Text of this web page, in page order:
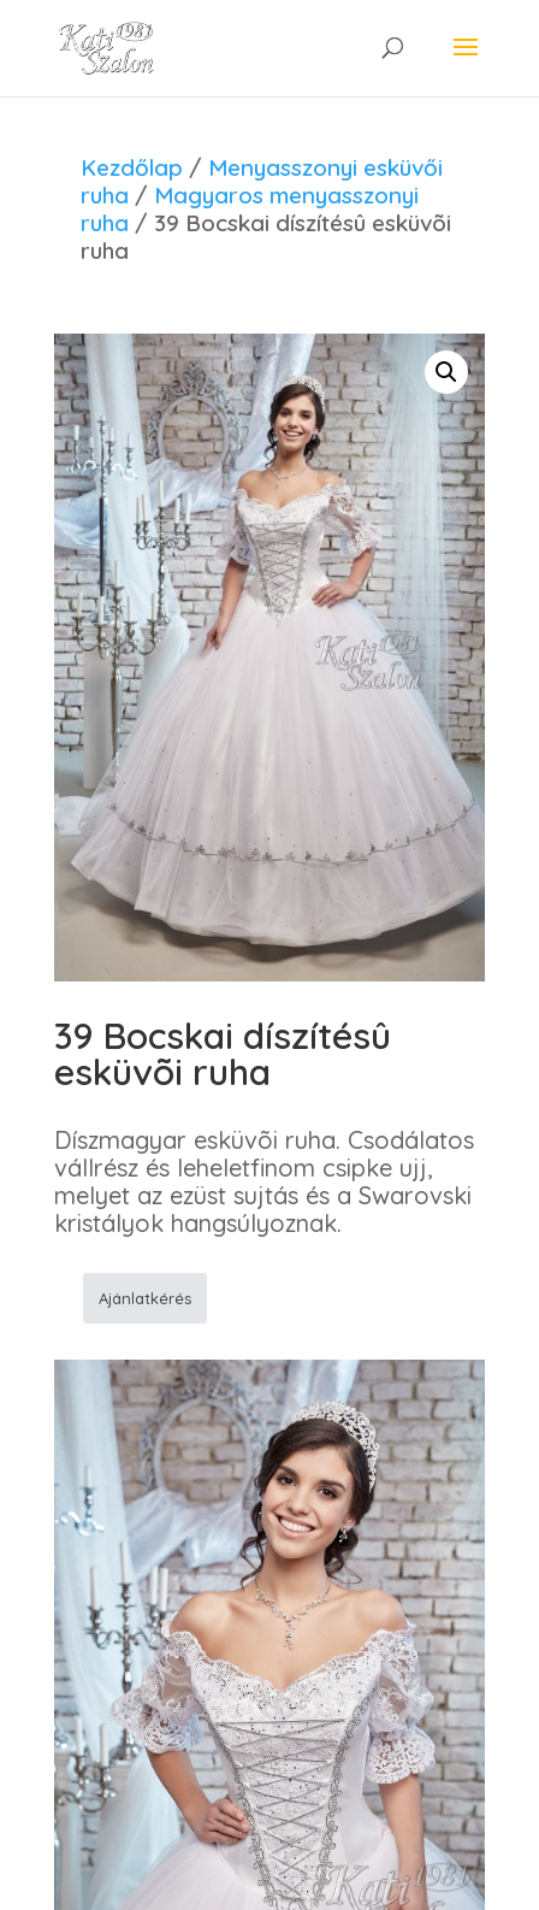
Kezdőlap / Menyasszonyi esküvői
ruha / Magyaros menyasszonyi
ruha / 39 Bocskai díszítésû esküvõi
ruha
39 Bocskai díszítésû
esküvõi ruha
Díszmagyar esküvõi ruha. Csodálatos
vállrész és leheletfinom csipke ujj,
melyet az ezüst sujtás és a Swarovski
kristályok hangsúlyoznak.
díszítésû
esküvõi
mennyiség
Ajánlatkérés